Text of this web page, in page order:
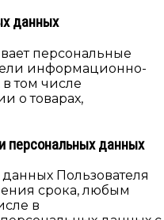
данных
персональные
информационно-
том числе
о товарах,
персональных данных
Пользователя
срока, любым
в